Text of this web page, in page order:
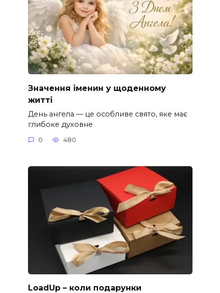
Значення іменин у щоденному
житті
День ангела — це особливе свято, яке має
глибоке духовне
0 480
LoadUp – коли подарунки